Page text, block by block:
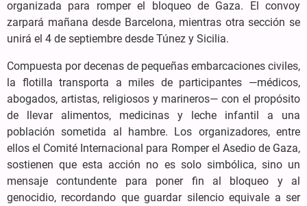
organizada para romper el bloqueo de Gaza. El convoy
zarpará mañana desde Barcelona, mientras otra sección se
unirá el 4 de septiembre desde Túnez y Sicilia.
Compuesta por decenas de pequeñas embarcaciones civiles,
la flotilla transporta a miles de participantes —médicos,
abogados, artistas, religiosos y marineros— con el propósito
de llevar alimentos, medicinas y leche infantil a una
población sometida al hambre. Los organizadores, entre
ellos el Comité Internacional para Romper el Asedio de Gaza,
sostienen que esta acción no es solo simbólica, sino un
mensaje contundente para poner fin al bloqueo y al
genocidio, recordando que guardar silencio equivale a ser